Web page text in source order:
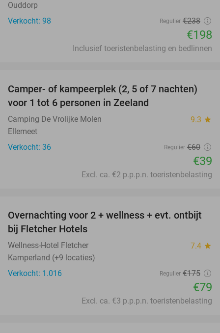
Ouddorp
Verkocht: 98
Regulier €238
€198
Inclusief toeristenbelasting en bedlinnen
35%
Camper- of kampeerplek (2, 5 of 7 nachten)
voor 1 tot 6 personen in Zeeland
Camping De Vrolijke Molen 9.3 star
Ellemeet
Verkocht: 36
Regulier €60
€39
Excl. ca. €2 p.p.p.n. toeristenbelasting
55%
Overnachting voor 2 + wellness + evt. ontbijt
bij Fletcher Hotels
Wellness-Hotel Fletcher 7.4 star
Kamperland (+9 locaties)
Verkocht: 1.016
Regulier €175
€79
Excl. ca. €3 p.p.p.n. toeristenbelasting